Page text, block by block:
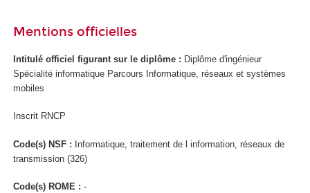
Mentions officielles
Intitulé officiel figurant sur le diplôme : Diplôme d'ingénieur
Spécialité informatique Parcours Informatique, réseaux et systèmes
mobiles
Inscrit RNCP
Code(s) NSF : Informatique, traitement de l information, réseaux de
transmission (326)
Code(s) ROME : -